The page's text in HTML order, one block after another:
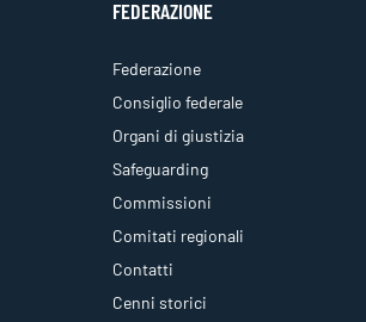
FEDERAZIONE
Federazione
Consiglio federale
Organi di giustizia
Safeguarding
Commissioni
Comitati regionali
Contatti
Cenni storici